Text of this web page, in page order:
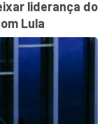
liderança do
Lula